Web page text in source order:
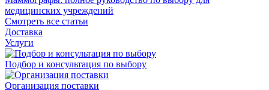
медицинских учреждений
Смотреть все статьи
Доставка
Услуги
Подбор и консультация по выбору
Организация поставки